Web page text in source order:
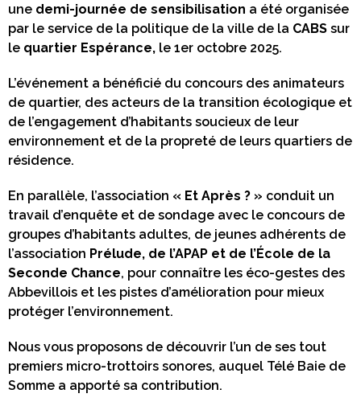
une demi-journée de sensibilisation a été organisée
par le service de la politique de la ville de la CABS sur
le quartier Espérance, le 1er octobre 2025.
L’événement a bénéficié du concours des animateurs
de quartier, des acteurs de la transition écologique et
de l’engagement d’habitants soucieux de leur
environnement et de la propreté de leurs quartiers de
résidence.
En parallèle, l’association « Et Après ? » conduit un
travail d’enquête et de sondage avec le concours de
groupes d’habitants adultes, de jeunes adhérents de
l’association Prélude, de l’APAP et de l’École de la
Seconde Chance, pour connaître les éco-gestes des
Abbevillois et les pistes d’amélioration pour mieux
protéger l’environnement.
Nous vous proposons de découvrir l’un de ses tout
premiers micro-trottoirs sonores, auquel Télé Baie de
Somme a apporté sa contribution.